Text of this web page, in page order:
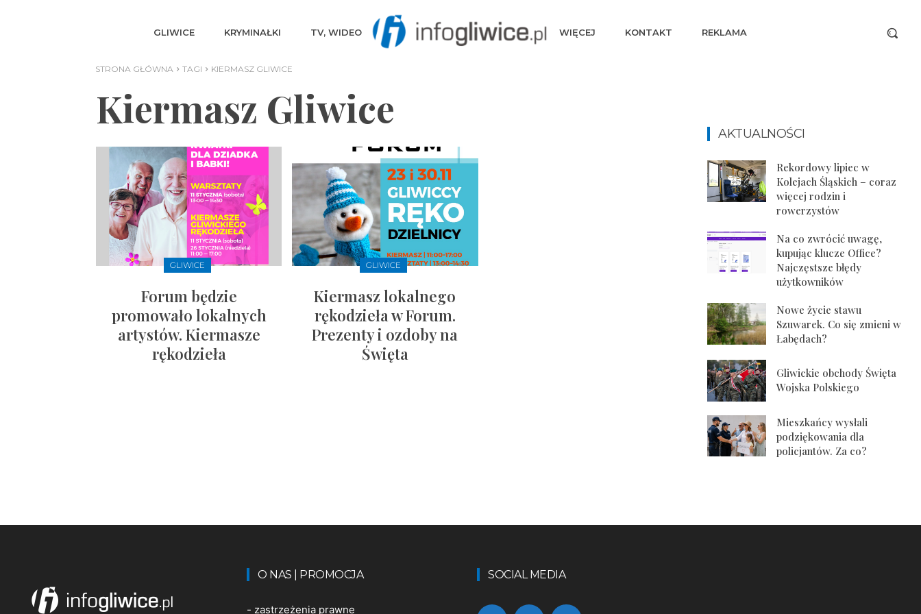
GLIWICE KRYMINAŁKI TV, WIDEO WIĘCEJ KONTAKT REKLAMA
STRONA GŁÓWNA TAGI KIERMASZ GLIWICE
Kiermasz Gliwice
GLIWICE
Forum będzie
promowało lokalnych
artystów. Kiermasze
rękodzieła
GLIWICE
Kiermasz lokalnego
rękodzieła w Forum.
Prezenty i ozdoby na
Święta
AKTUALNOŚCI
Rekordowy lipiec w
Kolejach Śląskich – coraz
więcej rodzin i
rowerzystów
Na co zwrócić uwagę,
kupując klucze Office?
Najczęstsze błędy
użytkowników
Nowe życie stawu
Szuwarek. Co się zmieni w
Łabędach?
Gliwickie obchody Święta
Wojska Polskiego
Mieszkańcy wysłali
podziękowania dla
policjantów. Za co?
O NAS | PROMOCJA
- zastrzeżenia prawne
SOCIAL MEDIA